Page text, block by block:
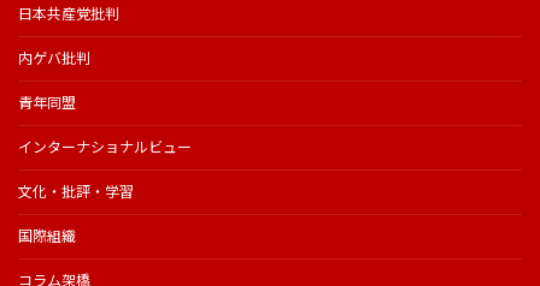
日本共産党批判
内ゲバ批判
青年同盟
インターナショナルビュー
文化・批評・学習
国際組織
コラム架橋